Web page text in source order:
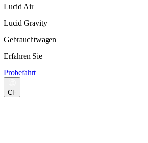
Lucid Air
Lucid Gravity
Gebrauchtwagen
Erfahren Sie
Probefahrt
CH